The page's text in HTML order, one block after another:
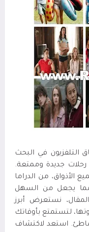
في البحث
جديدة وممتعة.
الأذواق، من الدراما
مما يجعل من السهل
نستعرض أبرز
لتستمتع بأوقاتك
استعد لاكتشاف